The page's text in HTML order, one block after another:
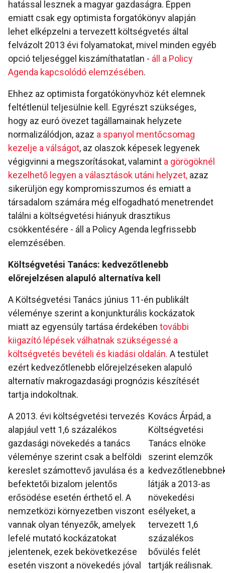
hatással lesznek a magyar gazdaságra. Éppen
emiatt csak egy optimista forgatókönyv alapján
lehet elképzelni a tervezett költségvetés által
felvázolt 2013 évi folyamatokat, mivel minden egyéb
opció teljeséggel kiszámíthatatlan - áll a Policy
Agenda kapcsolódó elemzésében.
Ehhez az optimista forgatókönyvhöz két elemnek
feltétlenül teljesülnie kell. Egyrészt szükséges,
hogy az euró övezet tagállamainak helyzete
normalizálódjon, azaz a spanyol mentőcsomag
kezelje a válságot, az olaszok képesek legyenek
végigvinni a megszorításokat, valamint a görögöknél
kezelhető legyen a választások utáni helyzet, azaz
sikerüljön egy kompromisszumos és emiatt a
társadalom számára még elfogadható menetrendet
találni a költségvetési hiányuk drasztikus
csökkentésére - áll a Policy Agenda legfrissebb
elemzésében.
Költségvetési Tanács: kedvezőtlenebb
előrejelzésen alapuló alternatíva kell
A Költségvetési Tanács június 11-én publikált
véleménye szerint a konjunkturális kockázatok
miatt az egyensúly tartása érdekében további
kiigazító lépések válhatnak szükségessé a
költségvetés bevételi és kiadási oldalán. A testület
ezért kedvezőtlenebb előrejelzéseken alapuló
alternatív makrogazdasági prognózis készítését
tartja indokoltnak.
Kovács Árpád, a
Költségvetési
Tanács elnöke
szerint elemzők
látják a 2013-as
növekedési
esélyeket, a
tervezett 1,6
százalékos
bővülés felét
tartják reálisnak.
A 2013. évi költségvetési tervezés
alapjául vett 1,6 százalékos
gazdasági növekedés a tanács
véleménye szerint csak a belföldi
kereslet számottevő javulása és a
befektetői bizalom jelentős
erősödése esetén érthető el. A
nemzetközi környezetben viszont
vannak olyan tényezők, amelyek
lefelé mutató kockázatokat
jelentenek, ezek bekövetkezése
esetén viszont a növekedés jóval